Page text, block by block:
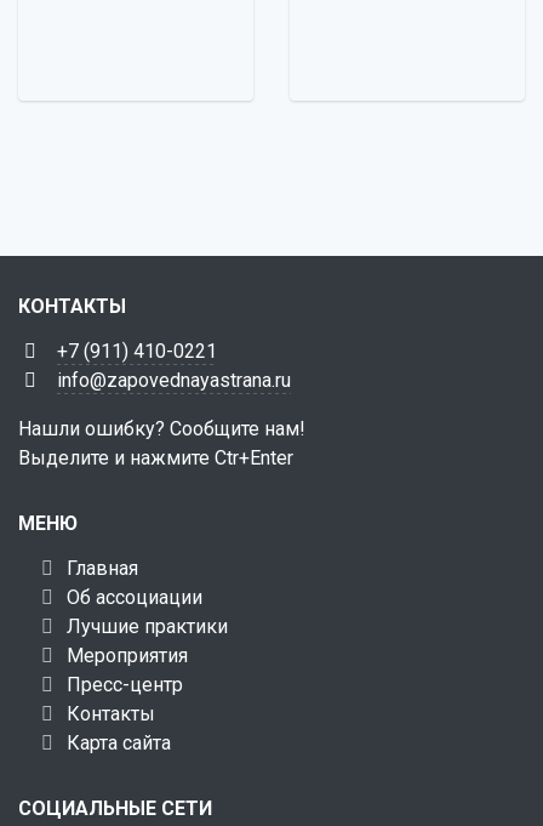
КОНТАКТЫ
+7 (911) 410-0221
info@zapovednayastrana.ru
Нашли ошибку? Сообщите нам!
Выделите и нажмите Ctr+Enter
МЕНЮ
Главная
Об ассоциации
Лучшие практики
Мероприятия
Пресс-центр
Контакты
Карта сайта
СОЦИАЛЬНЫЕ СЕТИ